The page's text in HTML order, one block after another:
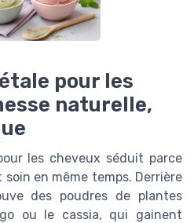
pour les
naturelle,
les cheveux séduit parce
soin en même temps. Derrière
des poudres de plantes
ou le cassia, qui gainent